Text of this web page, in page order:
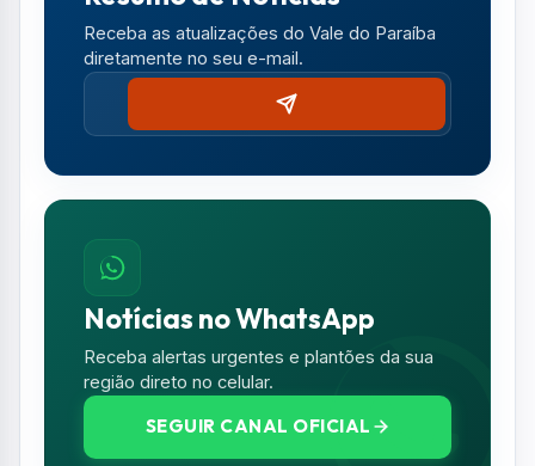
Receba as atualizações do Vale do Paraíba
diretamente no seu e-mail.
Notícias no WhatsApp
Receba alertas urgentes e plantões da sua
região direto no celular.
SEGUIR CANAL OFICIAL